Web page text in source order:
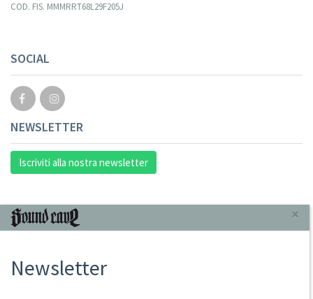
COD. FIS. MMMRRT68L29F205J
SOCIAL
NEWSLETTER
Iscriviti alla nostra newsletter
INFORMAZIONI
Punto Vendita
×
Newsletter